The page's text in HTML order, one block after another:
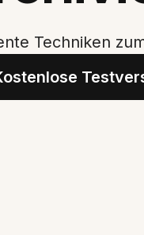
Techniken